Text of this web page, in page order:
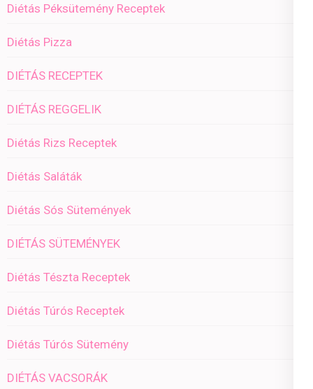
Diétás Péksütemény Receptek
Diétás Pizza
DIÉTÁS RECEPTEK
DIÉTÁS REGGELIK
Diétás Rizs Receptek
Diétás Saláták
Diétás Sós Sütemények
DIÉTÁS SÜTEMÉNYEK
Diétás Tészta Receptek
Diétás Túrós Receptek
Diétás Túrós Sütemény
DIÉTÁS VACSORÁK